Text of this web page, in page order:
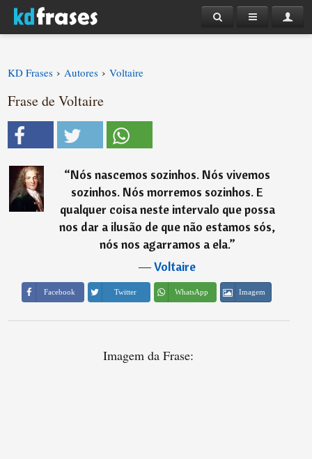
KD Frases › Autores › Voltaire
Frase de Voltaire
“Nós nascemos sozinhos. Nós vivemos
sozinhos. Nós morremos sozinhos. E
qualquer coisa neste intervalo que possa
nos dar a ilusão de que não estamos sós,
nós nos agarramos a ela.”
―Voltaire
Facebook Twitter WhatsApp Imagem
Imagem da Frase: